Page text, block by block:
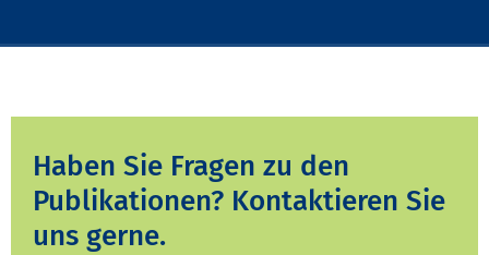
Haben Sie Fragen zu den
Publikationen? Kontaktieren Sie
uns gerne.